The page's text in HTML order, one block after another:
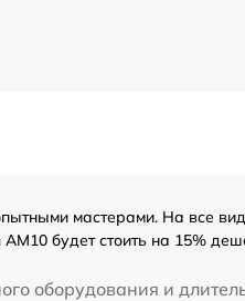
мастерами. На все
будет стоить на 15%
оборудования и